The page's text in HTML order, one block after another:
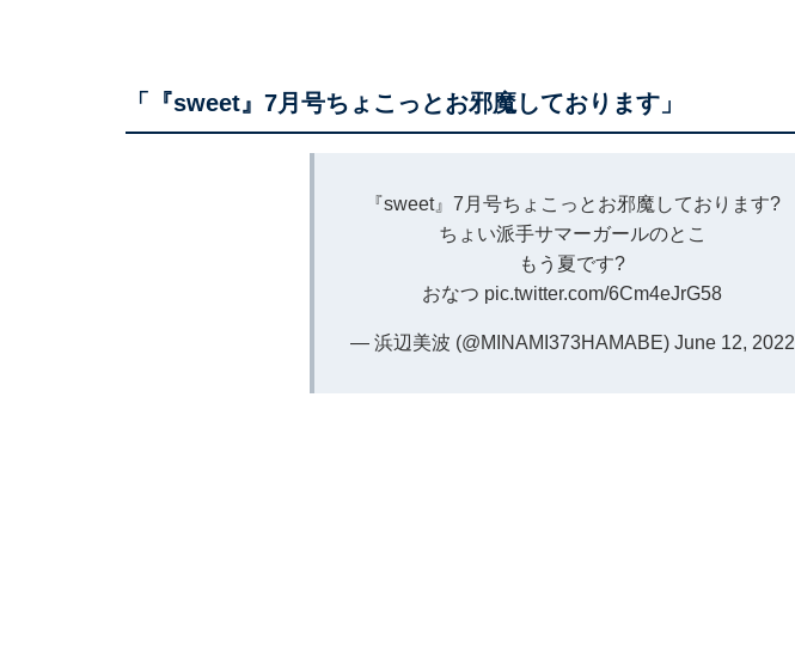
「『sweet』7月号ちょこっとお邪魔しております」
『sweet』7月号ちょこっとお邪魔しております?
ちょい派手サマーガールのとこ
もう夏です?
おなつ pic.twitter.com/6Cm4eJrG58
— 浜辺美波 (@MINAMI373HAMABE) June 12, 2022